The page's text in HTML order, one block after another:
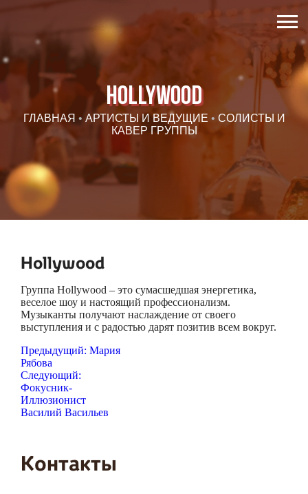
Hollywood
ГЛАВНАЯ • АРТИСТЫ И ВЕДУЩИЕ • СОЛИСТЫ И
КАВЕР ГРУППЫ
Hollywood
Группа Hollywood – это сумасшедшая энергетика,
веселое шоу и настоящий профессионализм.
Музыканты получают наслаждение от своего
выступления и с радостью дарят позитив всем вокруг.
Навигация
по
записям
Предыдущий: Мария
Рябова
Следующий:
Фокусник-
Иллюзионист
Василий Васильев
Контакты
Я даю согласие ООО «Империя-Сочи» на обработку моих
персональных данных в целях рассмотрения моего
обращения согласно
данныхиСогласию на обработку персональных данных